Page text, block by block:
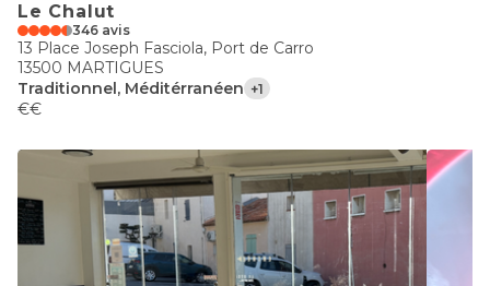
Le Chalut
346 avis
13 Place Joseph Fasciola, Port de Carro
13500 MARTIGUES
Traditionnel, Méditérranéen +1
€€